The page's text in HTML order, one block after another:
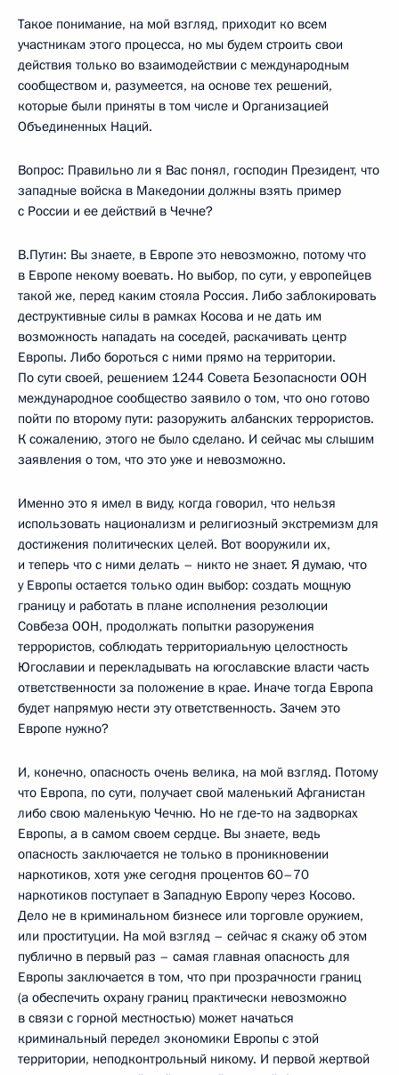
Такое понимание, на мой взгляд, приходит ко всем
участникам этого процесса, но мы будем строить свои
действия только во взаимодействии с международным
сообществом и, разумеется, на основе тех решений,
которые были приняты в том числе и Организацией
Объединенных Наций.
Вопрос: Правильно ли я Вас понял, господин Президент, что
западные войска в Македонии должны взять пример
с России и ее действий в Чечне?
В.Путин: Вы знаете, в Европе это невозможно, потому что
в Европе некому воевать. Но выбор, по сути, у европейцев
такой же, перед каким стояла Россия. Либо заблокировать
деструктивные силы в рамках Косова и не дать им
возможность нападать на соседей, раскачивать центр
Европы. Либо бороться с ними прямо на территории.
По сути своей, решением 1244 Совета Безопасности ООН
международное сообщество заявило о том, что оно готово
пойти по второму пути: разоружить албанских террористов.
К сожалению, этого не было сделано. И сейчас мы слышим
заявления о том, что это уже и невозможно.
Именно это я имел в виду, когда говорил, что нельзя
использовать национализм и религиозный экстремизм для
достижения политических целей. Вот вооружили их,
и теперь что с ними делать – никто не знает. Я думаю, что
у Европы остается только один выбор: создать мощную
границу и работать в плане исполнения резолюции
Совбеза ООН, продолжать попытки разоружения
террористов, соблюдать территориальную целостность
Югославии и перекладывать на югославские власти часть
ответственности за положение в крае. Иначе тогда Европа
будет напрямую нести эту ответственность. Зачем это
Европе нужно?
И, конечно, опасность очень велика, на мой взгляд. Потому
что Европа, по сути, получает свой маленький Афганистан
либо свою маленькую Чечню. Но не где‑то на задворках
Европы, а в самом своем сердце. Вы знаете, ведь
опасность заключается не только в проникновении
наркотиков, хотя уже сегодня процентов 60–70
наркотиков поступает в Западную Европу через Косово.
Дело не в криминальном бизнесе или торговле оружием,
или проституции. На мой взгляд – сейчас я скажу об этом
публично в первый раз – самая главная опасность для
Европы заключается в том, что при прозрачности границ
(а обеспечить охрану границ практически невозможно
в связи с горной местностью) может начаться
криминальный передел экономики Европы с этой
территории, неподконтрольный никому. И первой жертвой